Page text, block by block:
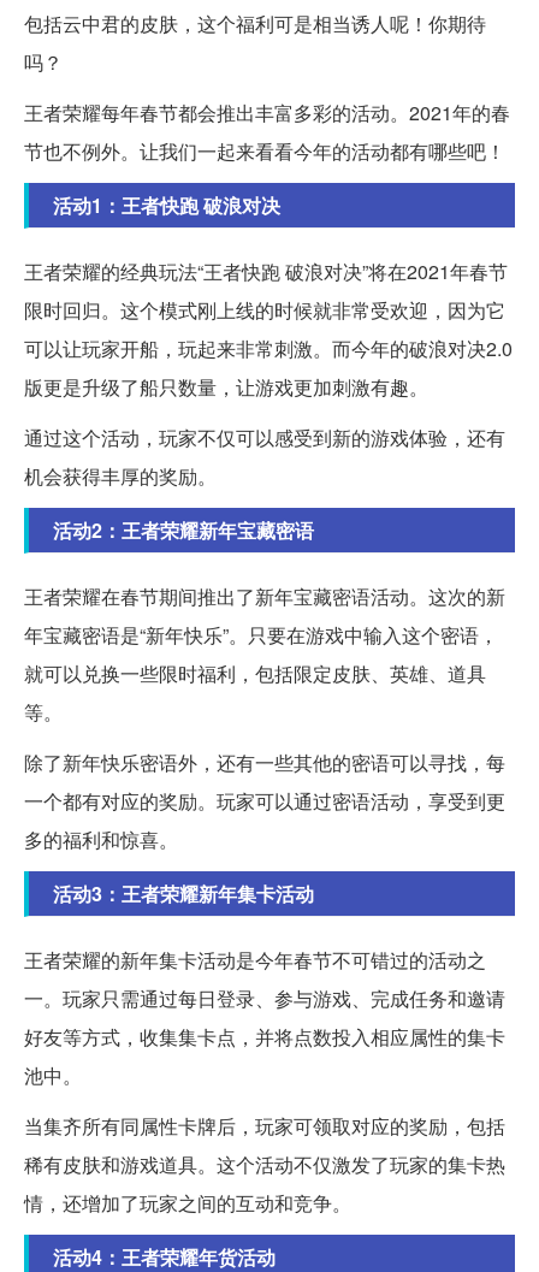
包括云中君的皮肤，这个福利可是相当诱人呢！你期待
吗？
王者荣耀每年春节都会推出丰富多彩的活动。2021年的春
节也不例外。让我们一起来看看今年的活动都有哪些吧！
活动1：王者快跑 破浪对决
王者荣耀的经典玩法“王者快跑 破浪对决”将在2021年春节
限时回归。这个模式刚上线的时候就非常受欢迎，因为它
可以让玩家开船，玩起来非常刺激。而今年的破浪对决2.0
版更是升级了船只数量，让游戏更加刺激有趣。
通过这个活动，玩家不仅可以感受到新的游戏体验，还有
机会获得丰厚的奖励。
活动2：王者荣耀新年宝藏密语
王者荣耀在春节期间推出了新年宝藏密语活动。这次的新
年宝藏密语是“新年快乐”。只要在游戏中输入这个密语，
就可以兑换一些限时福利，包括限定皮肤、英雄、道具
等。
除了新年快乐密语外，还有一些其他的密语可以寻找，每
一个都有对应的奖励。玩家可以通过密语活动，享受到更
多的福利和惊喜。
活动3：王者荣耀新年集卡活动
王者荣耀的新年集卡活动是今年春节不可错过的活动之
一。玩家只需通过每日登录、参与游戏、完成任务和邀请
好友等方式，收集集卡点，并将点数投入相应属性的集卡
池中。
当集齐所有同属性卡牌后，玩家可领取对应的奖励，包括
稀有皮肤和游戏道具。这个活动不仅激发了玩家的集卡热
情，还增加了玩家之间的互动和竞争。
活动4：王者荣耀年货活动